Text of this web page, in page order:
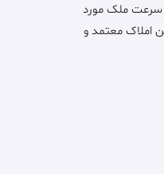
سرعت ملک مورد
املاک معتمد و